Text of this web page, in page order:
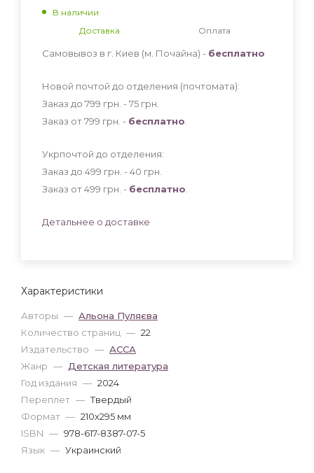
Характеристики
Авторы — Альона Пуляєва
Количество страниц — 22
Издательство — АССА
Жанр — Детская литература
Год издания — 2024
Переплет — Твердый
Формат — 210x295 мм
ISBN — 978-617-8387-07-5
Язык — Украинский
В наличии
Доставка
Оплата
Самовывоз в г. Киев (м. Почайна) - бесплатно
Новой почтой до отделения (почтомата):
Заказ до 799 грн. - 75 грн
Заказ от 799 грн. - бесплатно
Укрпочтой до отделения:
Заказ до 499 грн. - 40 грн
Заказ от 499 грн. - бесплатно
Детальнее о доставке